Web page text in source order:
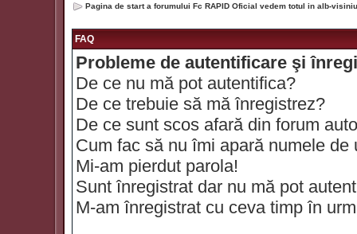
Pagina de start a forumului Fc RAPID Oficial vedem totul in alb-
FAQ
Probleme de autentificare şi
De ce nu mă pot autentifica?
De ce trebuie să mă înregistrez?
De ce sunt scos afară din forum
Cum fac să nu îmi apară numele
Mi-am pierdut parola!
Sunt înregistrat dar nu mă pot
M-am înregistrat cu ceva timp în